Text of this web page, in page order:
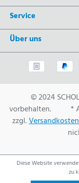
Service
Über uns
© 2024
vorbehalten. *
zzgl.Versandkosten
Diese Website
zu